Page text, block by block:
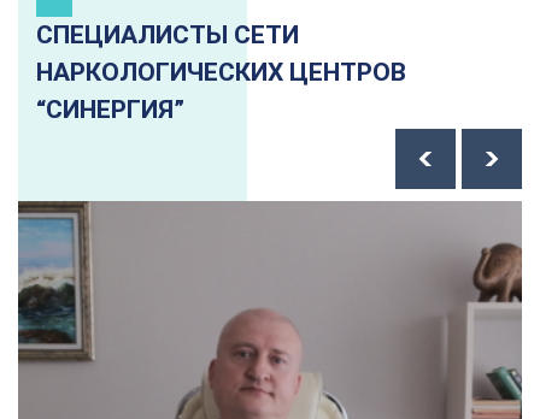
СПЕЦИАЛИСТЫ СЕТИ
НАРКОЛОГИЧЕСКИХ ЦЕНТРОВ
“СИНЕРГИЯ”